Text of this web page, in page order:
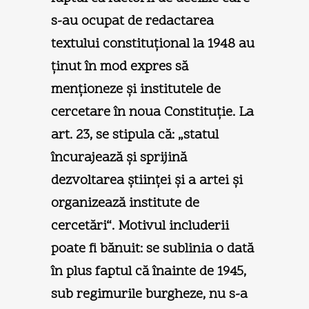
s-au ocupat de redactarea
textului constituţional la 1948 au
ţinut în mod expres să
menţioneze şi institutele de
cercetare în noua Constituţie. La
art. 23, se stipula că: „statul
încurajează şi sprijină
dezvoltarea ştiinţei şi a artei şi
organizează institute de
cercetări“. Motivul includerii
poate fi bănuit: se sublinia o dată
în plus faptul că înainte de 1945,
sub regimurile burgheze, nu s-a